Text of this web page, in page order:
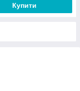
Купити